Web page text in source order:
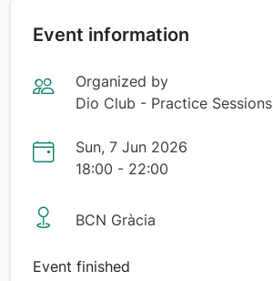
Event information
Organized by
Dio Club - Practice Sessions
Sun, 7 Jun 2026
18:00 - 22:00
BCN Gràcia
Event finished